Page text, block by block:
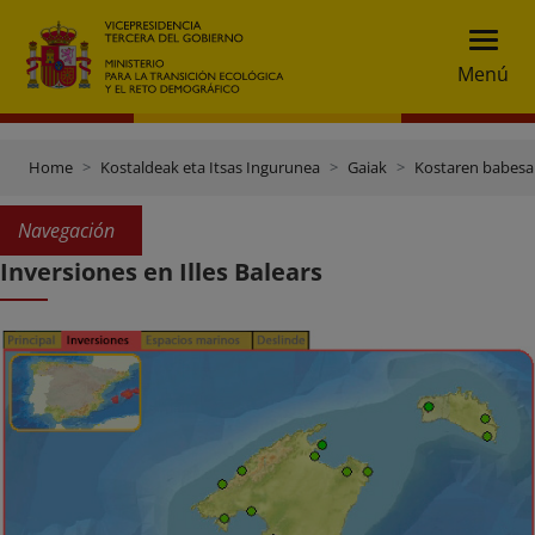
Menú
Home Kostaldeak eta Itsas Ingurunea Gaiak Kostaren babesa
Navegación
Inversiones en Illes Balears